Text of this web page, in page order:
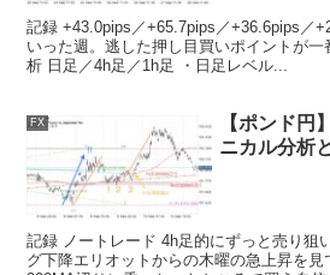
記録 +43.0pips／+65.7pips／+36.6pips／
いった週。逃した押し目買いポイントが
析 日足／4h足／1h足 ・日足レベル...
FX
【ポンド円
ニカル分析
記録 ノートレード 4h足的にずっと売り狙
グ下降エリオットからの木曜の急上昇を見